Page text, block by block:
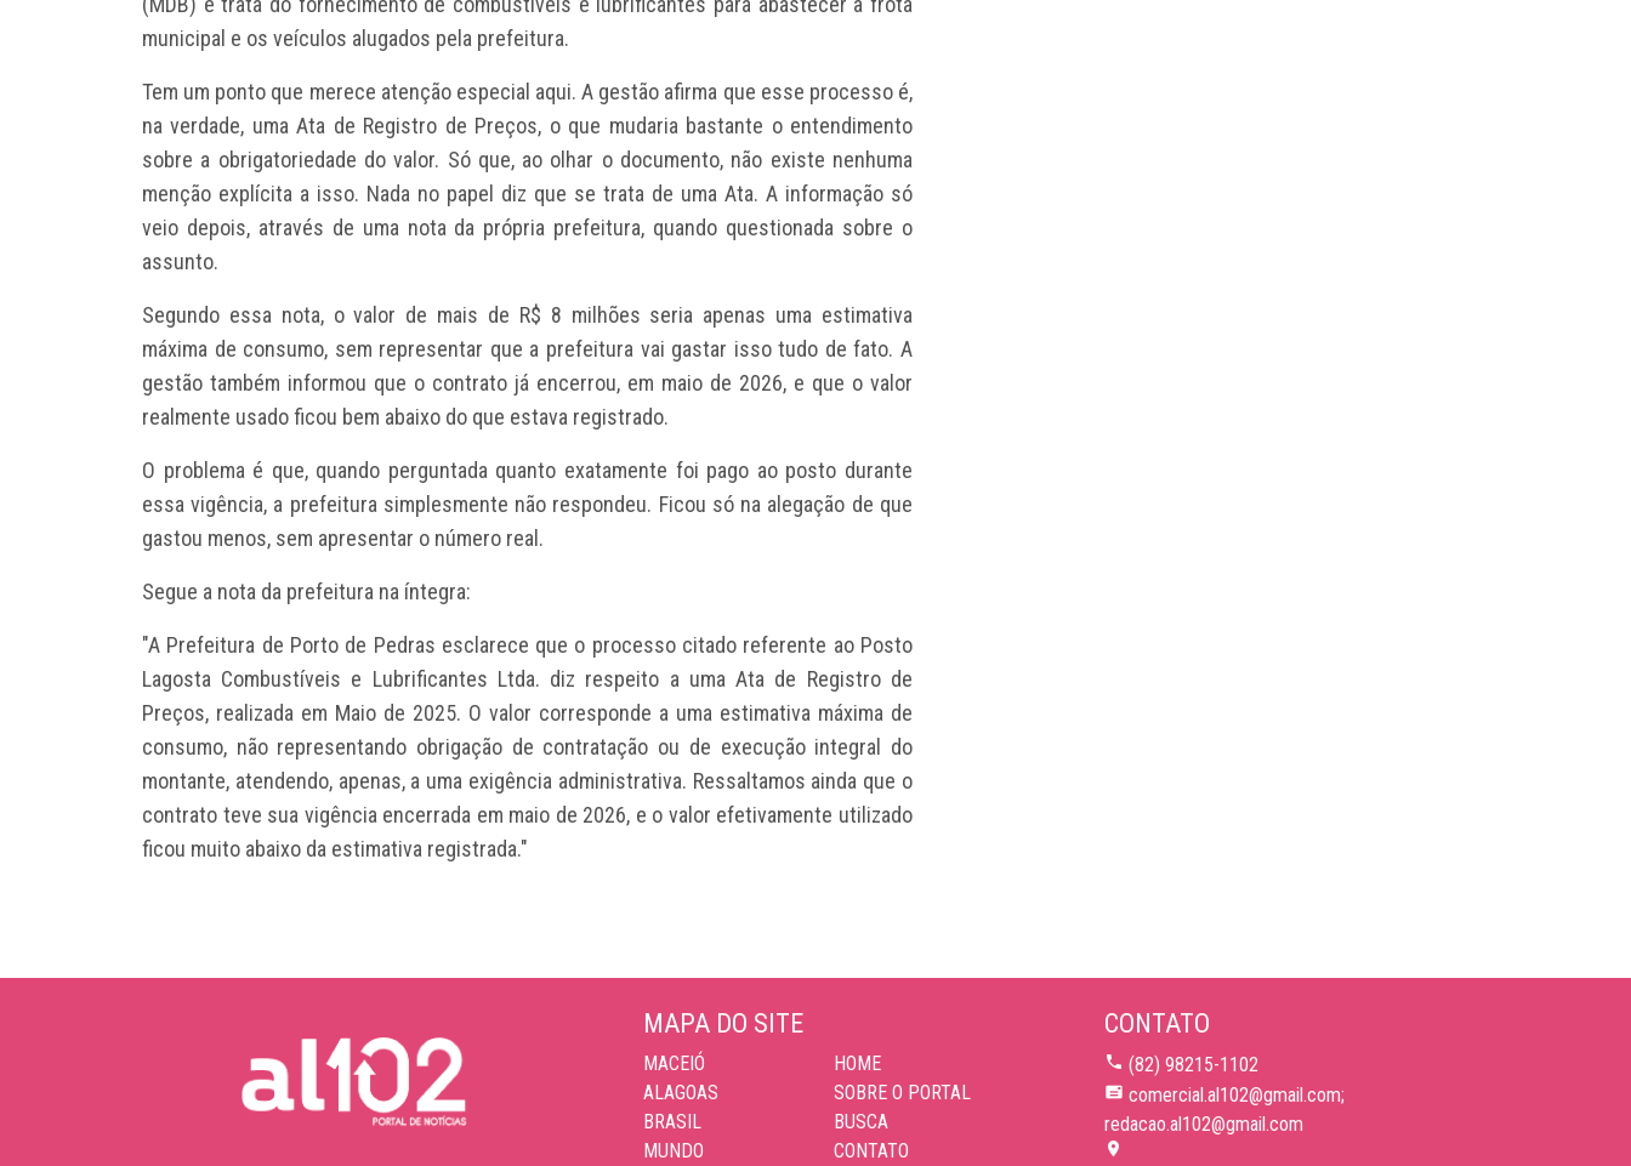
municipal e os veículos alugados pela prefeitura.
Tem um ponto que merece atenção especial aqui. A gestão afirma que esse processo é,
na verdade, uma Ata de Registro de Preços, o que mudaria bastante o entendimento
sobre a obrigatoriedade do valor. Só que, ao olhar o documento, não existe nenhuma
menção explícita a isso. Nada no papel diz que se trata de uma Ata. A informação só
veio depois, através de uma nota da própria prefeitura, quando questionada sobre o
assunto.
Segundo essa nota, o valor de mais de R$ 8 milhões seria apenas uma estimativa
máxima de consumo, sem representar que a prefeitura vai gastar isso tudo de fato. A
gestão também informou que o contrato já encerrou, em maio de 2026, e que o valor
realmente usado ficou bem abaixo do que estava registrado.
O problema é que, quando perguntada quanto exatamente foi pago ao posto durante
essa vigência, a prefeitura simplesmente não respondeu. Ficou só na alegação de que
gastou menos, sem apresentar o número real.
Segue a nota da prefeitura na íntegra:
"A Prefeitura de Porto de Pedras esclarece que o processo citado referente ao Posto
Lagosta Combustíveis e Lubrificantes Ltda. diz respeito a uma Ata de Registro de
Preços, realizada em Maio de 2025. O valor corresponde a uma estimativa máxima de
consumo, não representando obrigação de contratação ou de execução integral do
montante, atendendo, apenas, a uma exigência administrativa. Ressaltamos ainda que o
contrato teve sua vigência encerrada em maio de 2026, e o valor efetivamente utilizado
ficou muito abaixo da estimativa registrada."
MAPA DO SITE
MACEIÓ
ALAGOAS
BRASIL
MUNDO
HOME
SOBRE O PORTAL
BUSCA
CONTATO
CONTATO
(82) 98215-1102
comercial.al102@gmail.com;
redacao.al102@gmail.com